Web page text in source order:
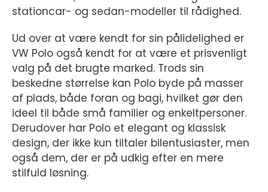
stationcar- og sedan-modeller til rådighed.
Ud over at være kendt for sin pålidelighed er
VW Polo også kendt for at være et prisvenligt
valg på det brugte marked. Trods sin
beskedne størrelse kan Polo byde på masser
af plads, både foran og bagi, hvilket gør den
ideel til både små familier og enkeltpersoner.
Derudover har Polo et elegant og klassisk
design, der ikke kun tiltaler bilentusiaster, men
også dem, der er på udkig efter en mere
stilfuld løsning.